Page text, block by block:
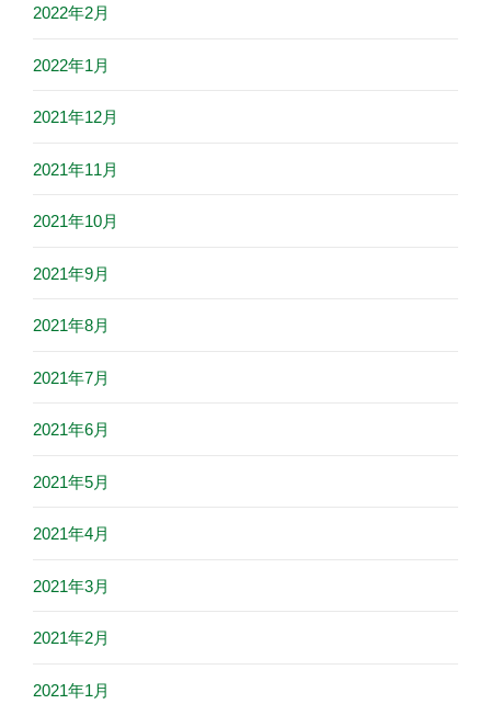
2022年2月
2022年1月
2021年12月
2021年11月
2021年10月
2021年9月
2021年8月
2021年7月
2021年6月
2021年5月
2021年4月
2021年3月
2021年2月
2021年1月